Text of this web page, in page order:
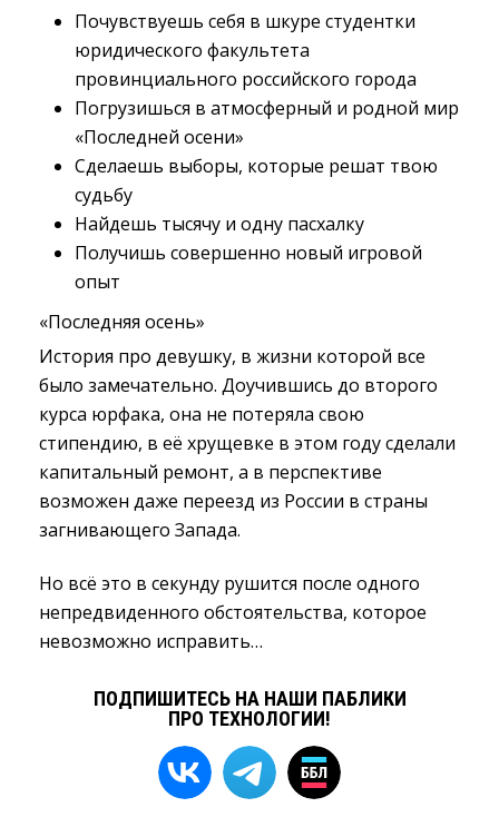
Почувствуешь себя в шкуре студентки
юридического факультета
провинциального российского города
Погрузишься в атмосферный и родной мир
«Последней осени»
Сделаешь выборы, которые решат твою
судьбу
Найдешь тысячу и одну пасхалку
Получишь совершенно новый игровой
опыт
«Последняя осень»
История про девушку, в жизни которой все
было замечательно. Доучившись до второго
курса юрфака, она не потеряла свою
стипендию, в её хрущевке в этом году сделали
капитальный ремонт, а в перспективе
возможен даже переезд из России в страны
загнивающего Запада.
Но всё это в секунду рушится после одного
непредвиденного обстоятельства, которое
невозможно исправить…
ПОДПИШИТЕСЬ НА НАШИ ПАБЛИКИ
ПРО ТЕХНОЛОГИИ!